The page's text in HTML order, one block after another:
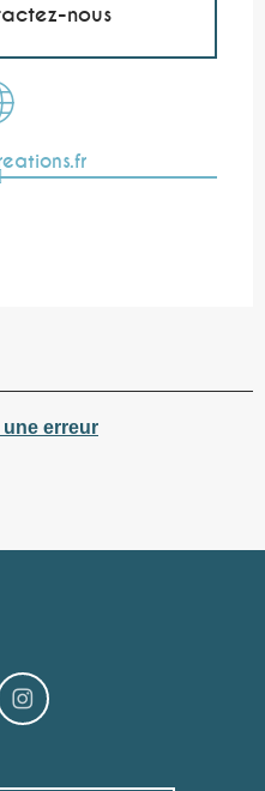
nous
erreur